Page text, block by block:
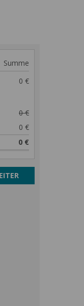
Summe
0 €
0 €
0 €
0 €